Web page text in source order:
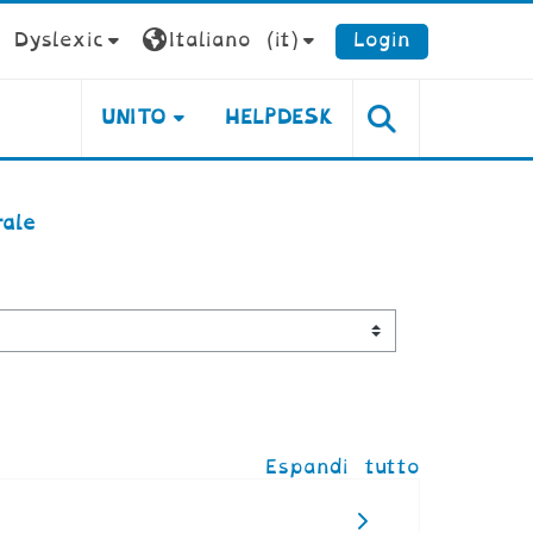
Italiano ‎(it)‎ Login
UNITO HELPDESK
Espandi tutto